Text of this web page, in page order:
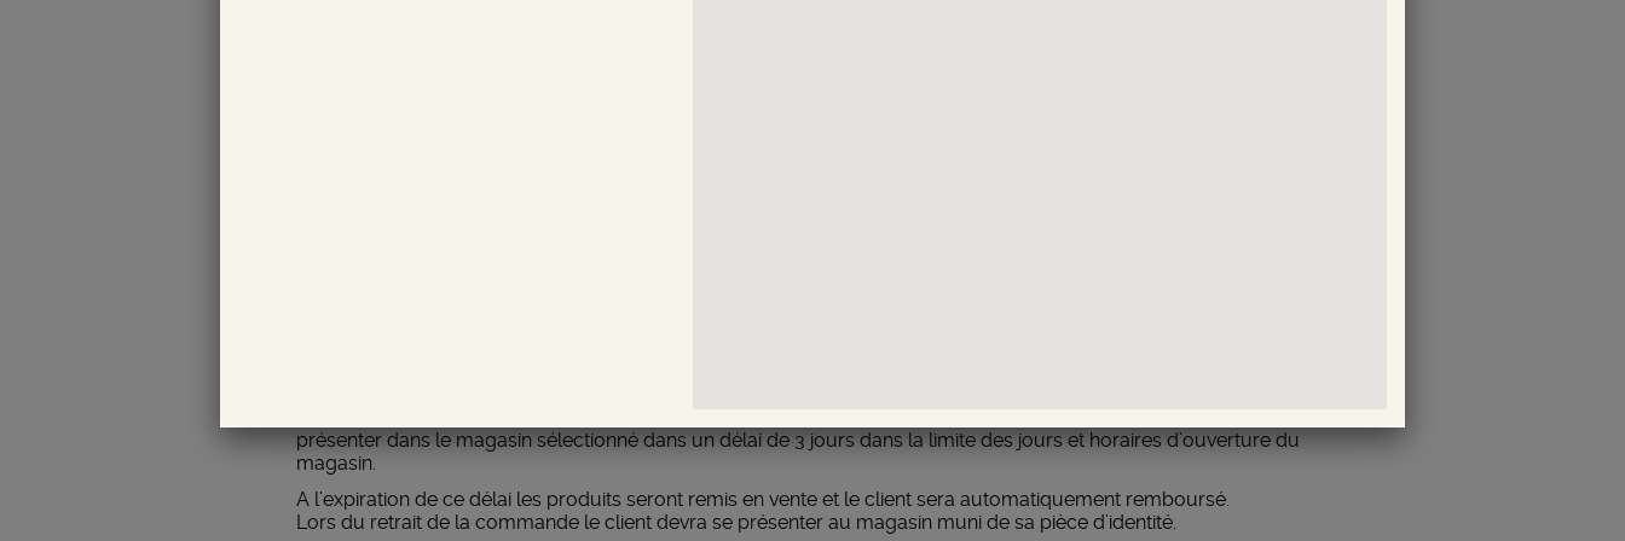
présenter dans le magasin sélectionné dans un délai de 3 jours dans la limite des jours et horaires d’ouverture du
magasin.
A l’expiration de ce délai les produits seront remis en vente et le client sera automatiquement remboursé.
Lors du retrait de la commande le client devra se présenter au magasin muni de sa pièce d’identité.